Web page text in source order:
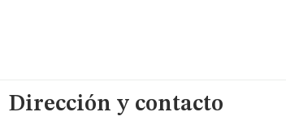
Dirección y contacto